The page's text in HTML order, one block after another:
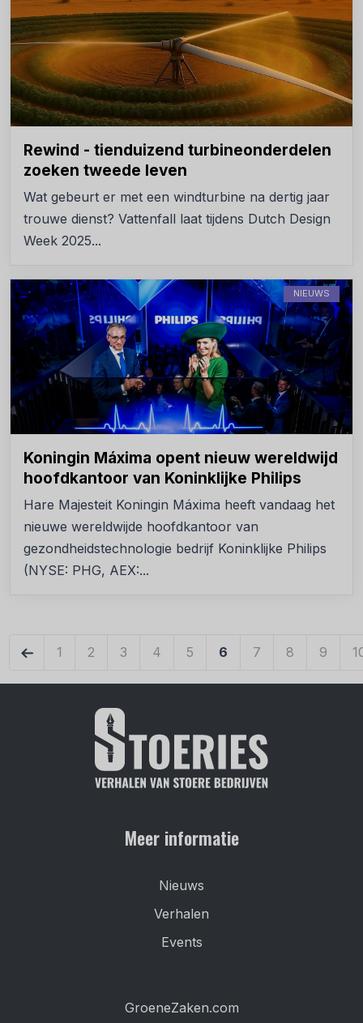
Rewind - tienduizend turbineonderdelen
zoeken tweede leven
Wat gebeurt er met een windturbine na dertig jaar
trouwe dienst? Vattenfall laat tijdens Dutch Design
Week 2025...
NIEUWS
Koningin Máxima opent nieuw wereldwijd
hoofdkantoor van Koninklijke Philips
Hare Majesteit Koningin Máxima heeft vandaag het
nieuwe wereldwijde hoofdkantoor van
gezondheidstechnologie bedrijf Koninklijke Philips
(NYSE: PHG, AEX:...
← 1 2 3 4 5 6 7 8 9
Meer informatie
Nieuws
Verhalen
Events
GroeneZaken.com